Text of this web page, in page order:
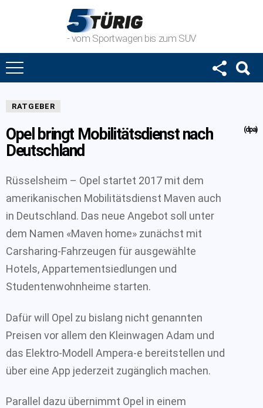
- vom Sportwagen bis zum SUV
RATGEBER
Opel bringt Mobilitätsdienst nach
Deutschland
(dpa)
Rüsselsheim – Opel startet 2017 mit dem
amerikanischen Mobilitätsdienst Maven auch
in Deutschland. Das neue Angebot soll unter
dem Namen «Maven home» zunächst mit
Carsharing-Fahrzeugen für ausgewählte
Hotels, Appartementsiedlungen und
Studentenwohnheime starten.
Dafür will Opel zu bislang nicht genannten
Preisen vor allem den Kleinwagen Adam und
das Elektro-Modell Ampera-e bereitstellen und
über eine App jederzeit zugänglich machen.
Parallel dazu übernimmt Opel in einem